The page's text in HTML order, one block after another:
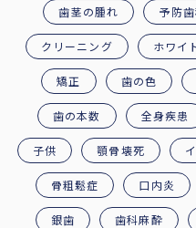
歯茎の腫れ 予防
クリーニング ホワイ
矯正 歯の色
歯の本数 全身疾患
子供 顎骨壊死
骨粗鬆症 口内炎
銀歯 歯科麻酔